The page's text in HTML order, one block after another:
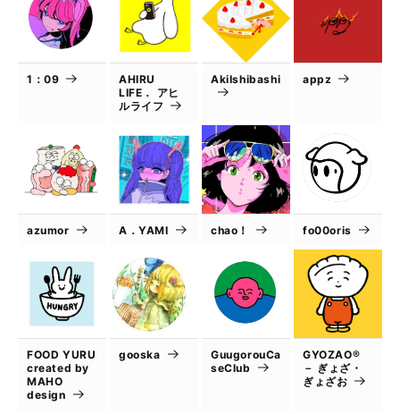
1：09
AHIRU
LIFE． アヒ
ルライフ
AkiIshibashi appz
azumor A．YAMI chao！ fo00oris
FOOD YURU
created by
MAHO
design
gooska
GuugorouCa
seClub
GYOZAO®
－ ぎょざ・
ぎょざお